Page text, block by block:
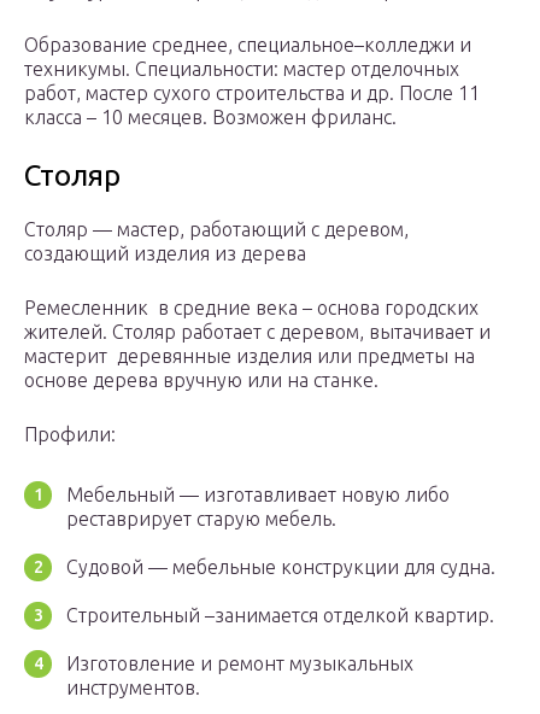
Образование среднее, специальное–колледжи и
техникумы. Специальности: мастер отделочных
работ, мастер сухого строительства и др. После 11
класса – 10 месяцев. Возможен фриланс.
Столяр
Столяр — мастер, работающий с деревом,
создающий изделия из дерева
Ремесленник в средние века – основа городских
жителей. Столяр работает с деревом, вытачивает и
мастерит деревянные изделия или предметы на
основе дерева вручную или на станке.
Профили:
Мебельный — изготавливает новую либо
реставрирует старую мебель.
Судовой — мебельные конструкции для судна.
Строительный –занимается отделкой квартир.
Изготовление и ремонт музыкальных
инструментов.